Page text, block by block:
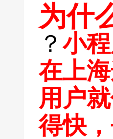
为什
？小
在上
用户
得快